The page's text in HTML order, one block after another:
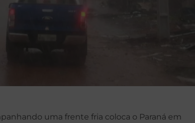
uma frente fria coloca o Paraná em